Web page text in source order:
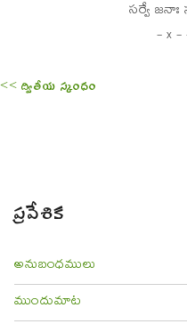
సర్వే
- x -
<< ద్వితీయ స్కంధం
ప్రవేశిక
అనుబంధములు
ముందుమాట